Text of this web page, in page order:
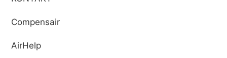
Compensair
AirHelp